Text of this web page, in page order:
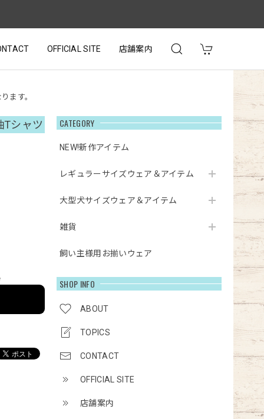
OFFICIAL SITE 店舗案内
ます。
CATEGORY
NEW!新作アイテム
レギュラーサイズウェア＆アイテム
大型犬サイズウェア＆アイテム
雑貨
飼い主様用お揃いウェア
SHOP INFO
ABOUT
TOPICS
CONTACT
OFFICIAL SITE
店舗案内
Tシャツ